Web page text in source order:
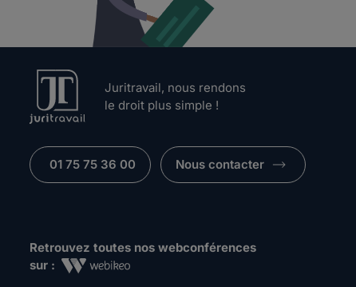
Juritravail, nous rendons
le droit plus simple !
01 75 75 36 00 Nous contacter
Retrouvez toutes nos webconférences
sur :